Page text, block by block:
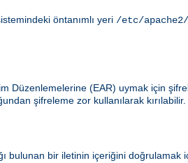
öntanımlı yeri /etc/
Düzenlemelerine (EAR) uymak için
şifreleme zor kullanılarak kırılabilir.
bulunan bir iletinin içeriğini doğrulamak